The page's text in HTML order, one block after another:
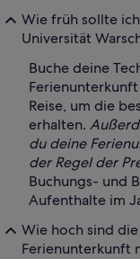
Wie früh sollte
Universität
Buche deine
Reise, um die
erhalten.
du deine
der Regel der
Buchungs- und
Aufenthalte im
Wie hoch sind
Ferienunterkunft